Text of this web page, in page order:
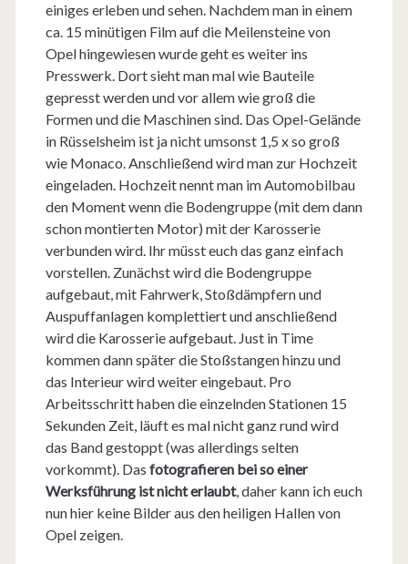
einiges erleben und sehen. Nachdem man in einem
ca. 15 minütigen Film auf die Meilensteine von
Opel hingewiesen wurde geht es weiter ins
Presswerk. Dort sieht man mal wie Bauteile
gepresst werden und vor allem wie groß die
Formen und die Maschinen sind. Das Opel-Gelände
in Rüsselsheim ist ja nicht umsonst 1,5 x so groß
wie Monaco. Anschließend wird man zur Hochzeit
eingeladen. Hochzeit nennt man im Automobilbau
den Moment wenn die Bodengruppe (mit dem dann
schon montierten Motor) mit der Karosserie
verbunden wird. Ihr müsst euch das ganz einfach
vorstellen. Zunächst wird die Bodengruppe
aufgebaut, mit Fahrwerk, Stoßdämpfern und
Auspuffanlagen komplettiert und anschließend
wird die Karosserie aufgebaut. Just in Time
kommen dann später die Stoßstangen hinzu und
das Interieur wird weiter eingebaut. Pro
Arbeitsschritt haben die einzelnden Stationen 15
Sekunden Zeit, läuft es mal nicht ganz rund wird
das Band gestoppt (was allerdings selten
vorkommt). Das fotografieren bei so einer
Werksführung ist nicht erlaubt, daher kann ich euch
nun hier keine Bilder aus den heiligen Hallen von
Opel zeigen.